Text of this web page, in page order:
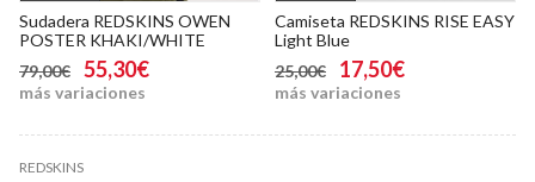
REDSKINS
Sudadera REDSKINS OWEN
POSTER KHAKI/WHITE
79,00€
55,30€
más variaciones
Camiseta REDSKINS RISE EASY
Light Blue
25,00€
17,50€
más variaciones